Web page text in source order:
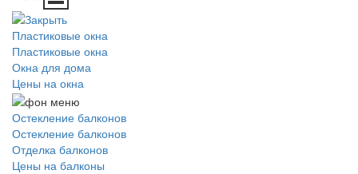
Пластиковые окна
Пластиковые окна
Окна для дома
Цены на окна
Остекление балконов
Остекление балконов
Отделка балконов
Цены на балконы